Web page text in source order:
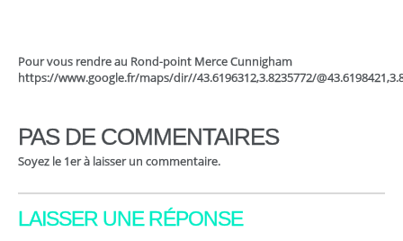
Pour vous rendre au Rond-point Merce Cunnigham
https://www.google.fr/maps/dir//43.6196312,3.8235772/
PAS DE COMMENTAIRES
Soyez le 1er à laisser un commentaire.
LAISSER UNE RÉPONSE